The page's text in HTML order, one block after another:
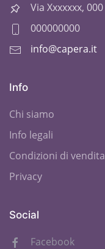
Via Xxxxxxx, 000
000000000
info@capera.it
Info
Chi siamo
Info legali
Condizioni di vendita
Privacy
Social
Facebook